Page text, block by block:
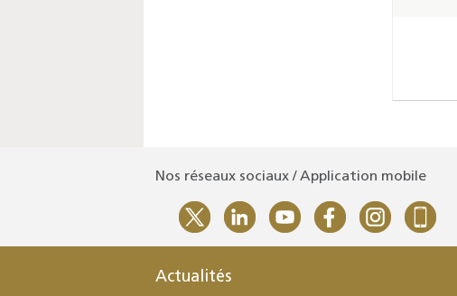
Nos réseaux sociaux / Application mobile
Actualités